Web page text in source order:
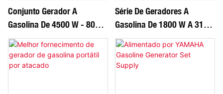
Conjunto Gerador A
Gasolina De 4500 W - 8000
W
Série De Geradores A
Gasolina De 1800 W A 3100
W Atacado